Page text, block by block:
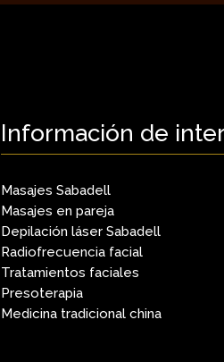
Información de
Masajes Sabadell
Masajes en pareja
Depilación láser Sabadell
Radiofrecuencia facial
Tratamientos faciales
Presoterapia
Medicina tradicional china